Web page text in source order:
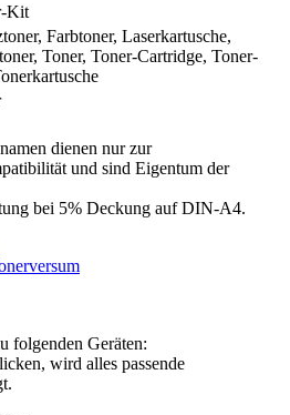
Kit
Farbtoner, Laserkartusche,
Toner, Toner-Cartridge, Toner-
dienen nur zur
und sind Eigentum der
bei 5% Deckung auf DIN-A4.
folgenden Geräten:
wird alles passende